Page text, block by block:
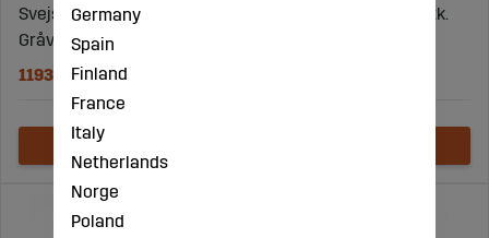
Svejsehjelm Euromask
Gråværdi 1,7 + 8
1193 DKK
Gasdyse 2500 MIG 2 stk.
Germany
Spain
Finland
France
Italy
Netherlands
Norge
Poland